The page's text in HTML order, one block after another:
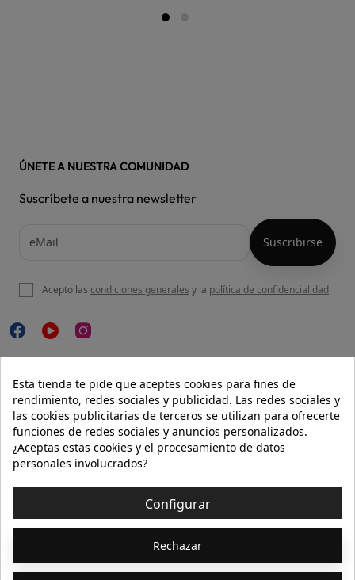
NUESTRA WEB
AYUDA
INFORMACIÓN 
ÚNETE A NUESTRA COMUNIDAD
Suscríbete a nuestra newsletter
Acepto las condiciones generales y la política de confidencialidad
Esta tienda te pide que aceptes cookies para fines de
rendimiento, redes sociales y publicidad. Las redes sociales y
las cookies publicitarias de terceros se utilizan para ofrecerte
funciones de redes sociales y anuncios personalizados.
¿Aceptas estas cookies y el procesamiento de datos
personales involucrados?
Configurar
Rechazar